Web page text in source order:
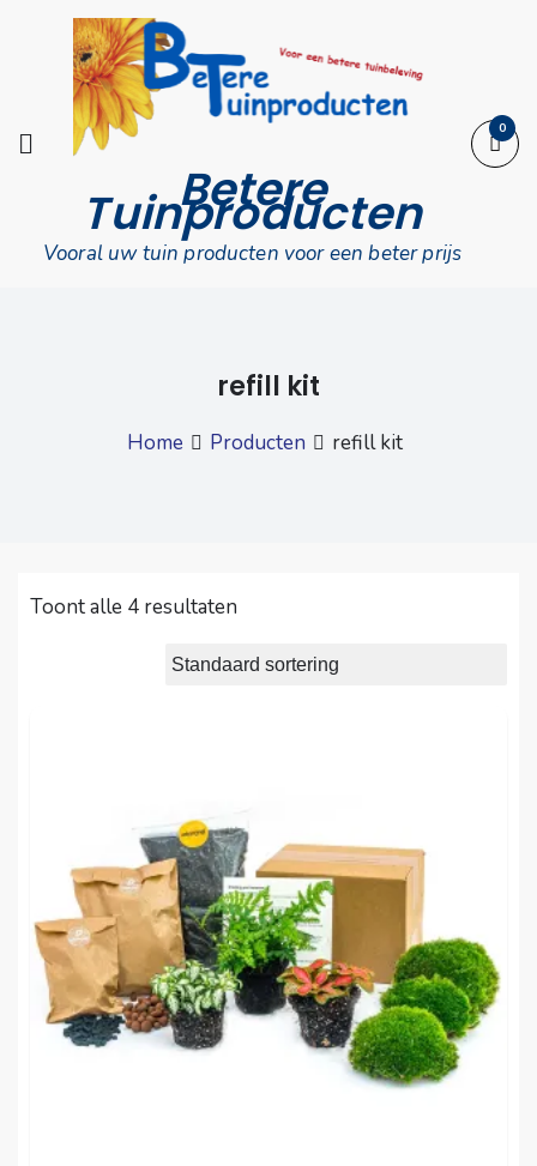
Betere
Tuinproducten
Vooral uw tuin producten voor een beter prijs
0
refill kit
Home Producten refill kit
Toont alle 4 resultaten